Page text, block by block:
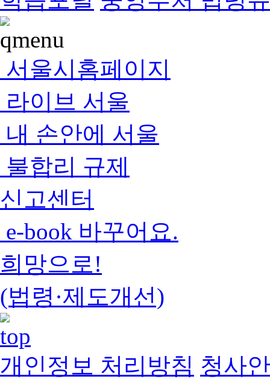
서울시홈페이지
라이브 서울
내 손안에 서울
불합리 규제
신고센터
e-book 바꾸어요.
희망으로!
(법령·제도개선)
개인정보 처리방침 청사